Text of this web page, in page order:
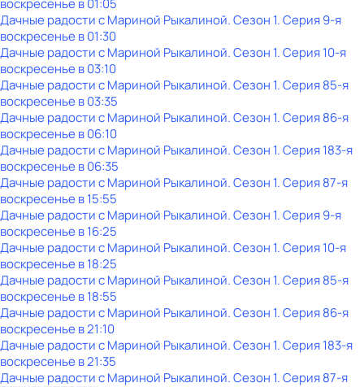
воскресенье в01:05
Дачные радости с Мариной Рыкалиной. Сезон 1. Серия 9-я
воскресенье в01:30
Дачные радости с Мариной Рыкалиной. Сезон 1. Серия 10-я
воскресенье в03:10
Дачные радости с Мариной Рыкалиной. Сезон 1. Серия 85-я
воскресенье в03:35
Дачные радости с Мариной Рыкалиной. Сезон 1. Серия 86-я
воскресенье в06:10
Дачные радости с Мариной Рыкалиной. Сезон 1. Серия 183-я
воскресенье в06:35
Дачные радости с Мариной Рыкалиной. Сезон 1. Серия 87-я
воскресенье в15:55
Дачные радости с Мариной Рыкалиной. Сезон 1. Серия 9-я
воскресенье в16:25
Дачные радости с Мариной Рыкалиной. Сезон 1. Серия 10-я
воскресенье в18:25
Дачные радости с Мариной Рыкалиной. Сезон 1. Серия 85-я
воскресенье в18:55
Дачные радости с Мариной Рыкалиной. Сезон 1. Серия 86-я
воскресенье в21:10
Дачные радости с Мариной Рыкалиной. Сезон 1. Серия 183-я
воскресенье в21:35
Дачные радости с Мариной Рыкалиной. Сезон 1. Серия 87-я